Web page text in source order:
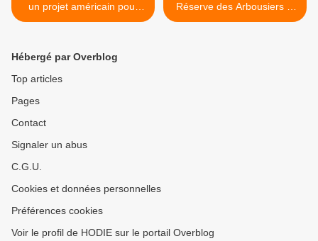
un projet américain pour
Port Cros ! 2/3
Réserve des Arbousiers le
long du grillage >
Hébergé par Overblog
Top articles
Pages
Contact
Signaler un abus
C.G.U.
Cookies et données personnelles
Préférences cookies
Voir le profil de HODIE sur le portail Overblog